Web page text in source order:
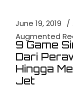
June 19, 2019
Augmented
9 Game
Dari
Hingga
Jet